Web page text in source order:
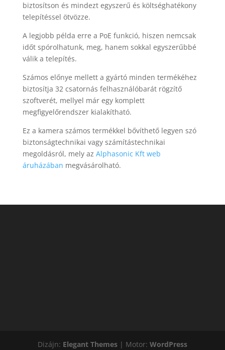
biztosítson és mindezt egyszerű és költséghatékony
telepítéssel ötvözze.
A legjobb példa erre a PoE funkció, hiszen nemcsak
időt spórolhatunk, meg, hanem sokkal egyszerűbbé
válik a telepítés.
Számos előnye mellett a gyártó minden termékéhez
biztosítja 32 csatornás felhasználóbarát rögzítő
szoftverét, mellyel már egy komplett
megfigyelőrendszer kialakítható.
Ez a kamera számos termékkel bővíthető legyen szó
biztonságtechnikai vagy számítástechnikai
megoldásról, mely az Alphasonic Kft web
áruházában megvásárolható.
Dizájn: Elegant Themes| Motor: WordPress